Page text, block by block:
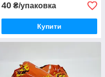
40 ₴/упаковка
Купити